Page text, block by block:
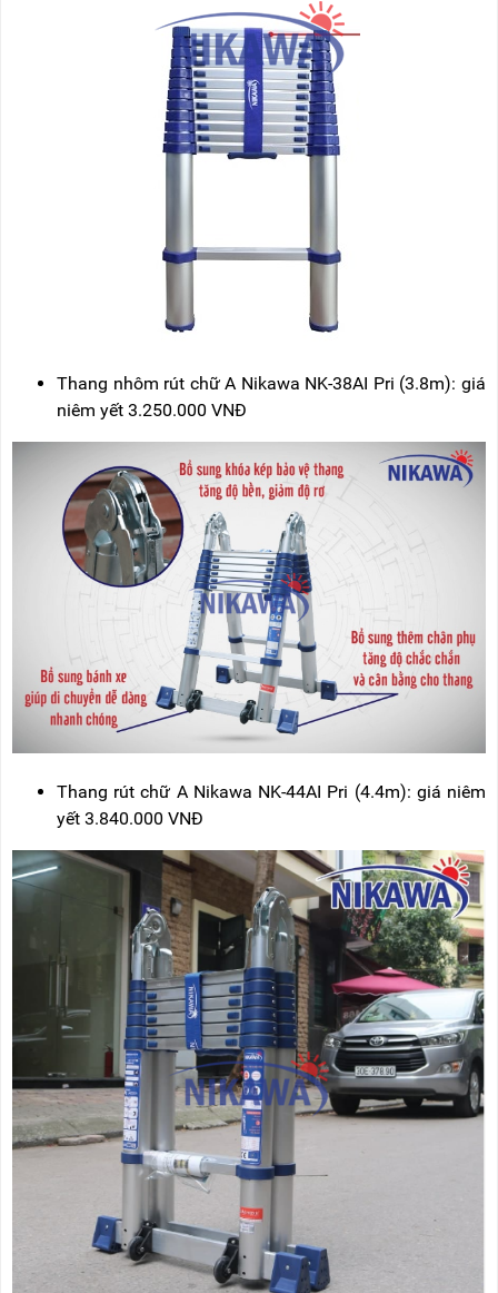
Thang nhôm rút chữ A Nikawa NK-38AI Pri (3.8m): giá
niêm yết 3.250.000 VNĐ
Thang rút chữ A Nikawa NK-44AI Pri (4.4m): giá niêm
yết 3.840.000 VNĐ